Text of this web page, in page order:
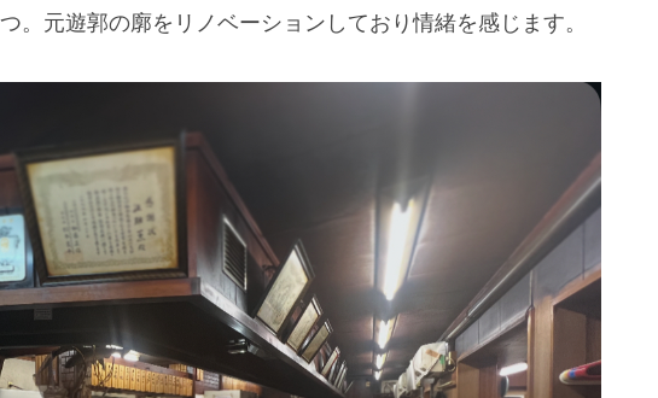
。元遊郭の廓をリノベーションしており情緒を感じます。